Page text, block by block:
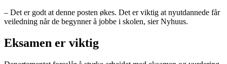
– Det er godt at denne posten økes. Det er viktig at nyutdannede får
veiledning når de begynner å jobbe i skolen, sier Nyhuus.
Eksamen er viktig